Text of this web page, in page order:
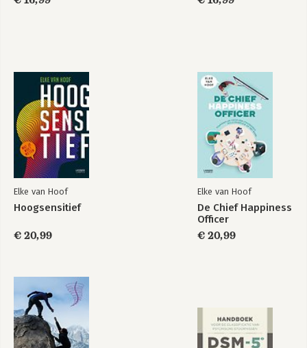
Elke van Hoof
Hoogsensitief
€ 20,99
Elke van Hoof
De Chief Happiness
Officer
€ 20,99